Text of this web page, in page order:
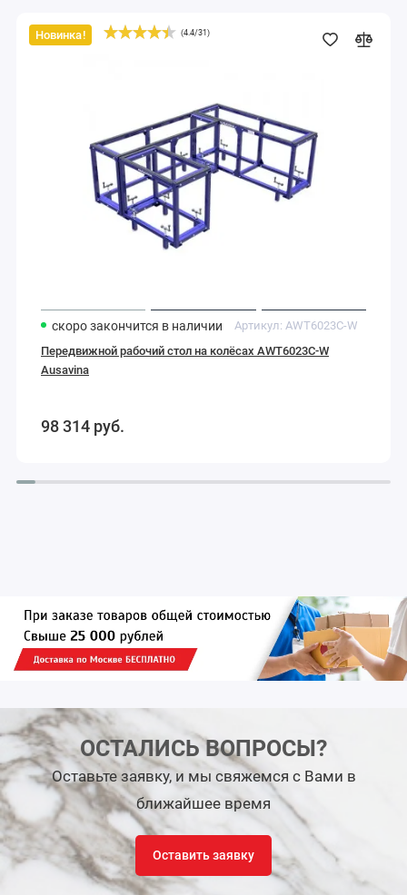
Передвижной
Новинка! (4.4/31)
скоро закончится в наличии Артикул:AWT6023C-W
Передвижной рабочий стол на колёсах AWT6023C-W
Ausavina
98 314 руб.
ОСТАЛИСЬ ВОПРОСЫ?
Оставьте заявку, и мы свяжемся с Вами в
ближайшее время
Оставить заявку